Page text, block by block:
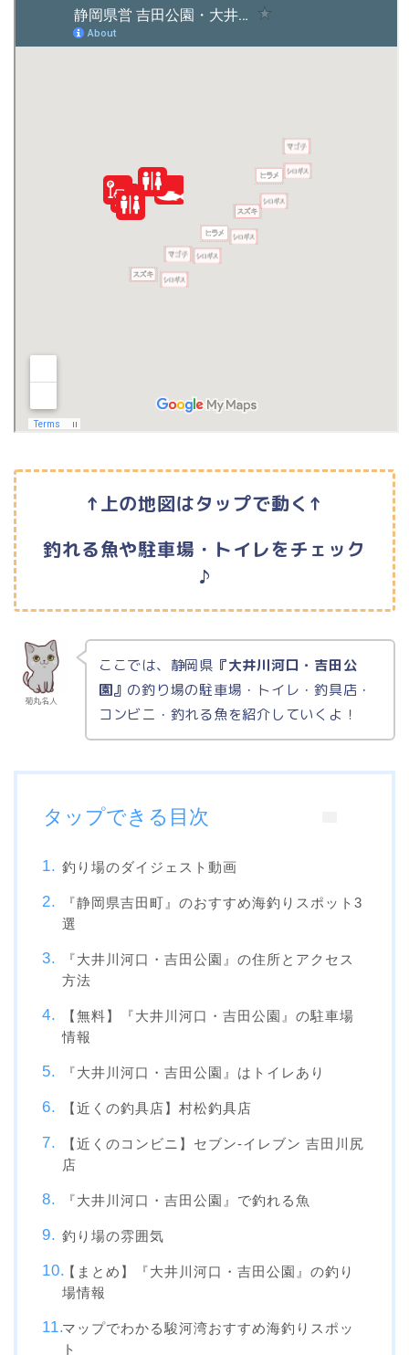
↑上の地図はタップで動く↑
釣れる魚や駐車場・トイレをチェック
♪
菊丸名人
ここでは、静岡県 『大井川河口・吉田公
園』 の釣り場の駐車場・トイレ・釣具店・
コンビニ・釣れる魚を紹介していくよ！
タップできる目次
釣り場のダイジェスト動画
『静岡県吉田町』のおすすめ海釣りスポット3
選
『大井川河口・吉田公園』の住所とアクセス
方法
【無料】『大井川河口・吉田公園』の駐車場
情報
『大井川河口・吉田公園』はトイレあり
【近くの釣具店】村松釣具店
【近くのコンビニ】セブン‐イレブン 吉田川尻
店
『大井川河口・吉田公園』で釣れる魚
釣り場の雰囲気
【まとめ】『大井川河口・吉田公園』の釣り
場情報
マップでわかる駿河湾おすすめ海釣りスポッ
ト